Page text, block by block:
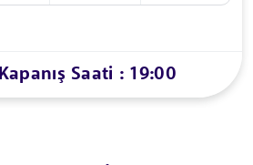
Saati : 19:00